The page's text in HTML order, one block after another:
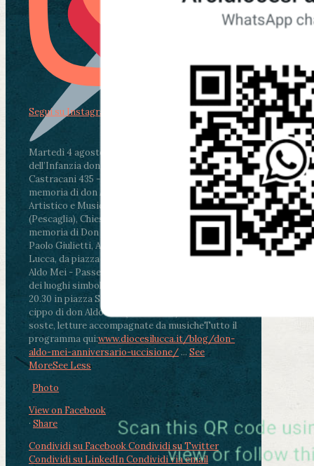
Martedì 4 agosto2026
ore 11:30 - Lucca, Scuola
dell’Infanzia don Aldo Mei - Viale Castruccio
Castracani 435 - Inaugurazione murales in
memoria di don Aldo Mei curato dal Liceo
Artistico e Musicale “Passaglia”
ore 18 - Fiano
(Pescaglia), Chiesa parrocchiale - Messa in
memoria di Don Aldo Mei celebrata da mons.
Paolo Giulietti, Arcivescovo di Lucca
ore 20.30 -
Lucca, da piazza San Michele al Cippo di don
Aldo Mei - Passeggiata della Memoria in alcuni
dei luoghi simbolo della città. Ritrovo alle ore
20.30 in piazza San Michele con conclusione al
cippo di don Aldo Mei (Porta Elisa). Durante le
soste, letture accompagnate da musicheTutto il
programma qui:www.diocesilucca.it/blog/don-
aldo-mei-anniversario-uccisione/ ... See
MoreSee Less
Photo
View on Facebook
· Share
Condividi su FacebookCondividi su Twitter
Condividi su LinkedInCondividi via email
Segui su Instagram